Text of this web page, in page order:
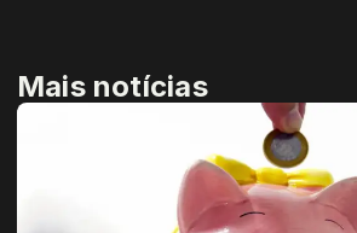
Mais notícias